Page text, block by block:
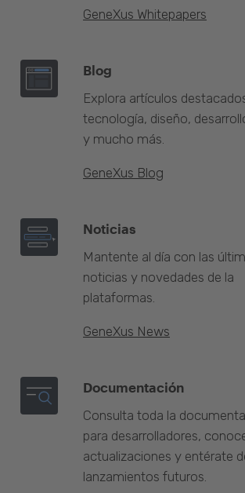
GeneXus Whitepapers
Blog
Explora artículos
tecnología, diseño,
y mucho más.
GeneXus Blog
Noticias
Mantente al día con las
noticias y novedades de la
plataformas.
GeneXus News
Documentación
Consulta toda la
para desarrolladores,
actualizaciones y entérate
lanzamientos futuros.